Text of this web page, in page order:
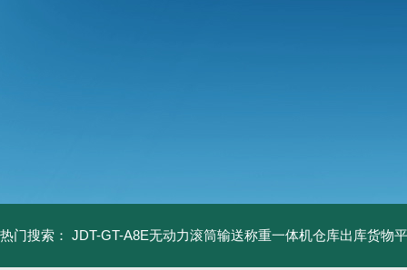
热门搜索： JDT-GT-A8E无动力滚筒输送称重一体机仓库出库货物